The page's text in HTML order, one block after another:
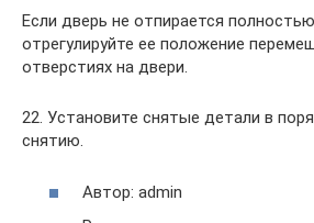
Если дверь не отпирается
отрегулируйте ее положение
отверстиях на двери.
22. Установите снятые детали в
снятию.
Автор: admin